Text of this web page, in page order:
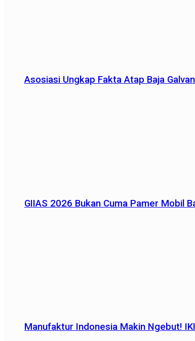
Asosiasi Ungkap Fakta Atap Baja
GIIAS 2026 Bukan Cuma Pamer Mobil
Manufaktur Indonesia Makin Ngebut!